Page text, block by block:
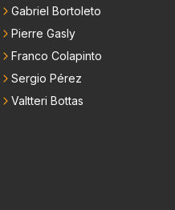
Gabriel Bortoleto
Pierre Gasly
Franco Colapinto
Sergio Pérez
Valtteri Bottas